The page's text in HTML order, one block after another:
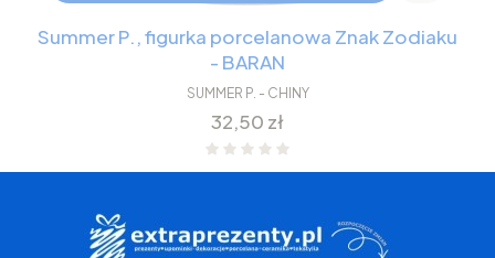
Summer P., figurka porcelanowa Znak Zodiaku
- BARAN
SUMMER P. - CHINY
Cena
32,50 zł